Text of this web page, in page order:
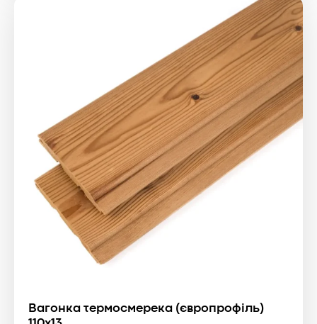
Вагонка термосмерека (європрофіль)